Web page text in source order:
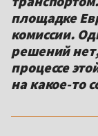
площадке
комиссии.
решений
процессе
на какое-то